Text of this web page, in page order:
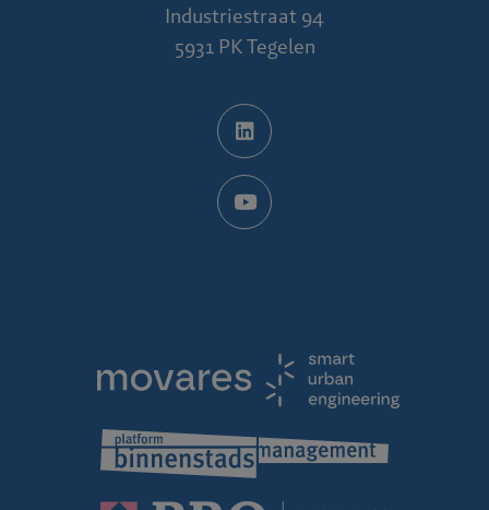
Industriestraat 94
5931 PK Tegelen